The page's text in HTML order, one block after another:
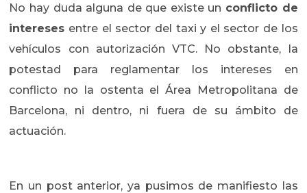
No hay duda alguna de que existe un conflicto de
intereses entre el sector del taxi y el sector de los
vehículos con autorización VTC. No obstante, la
potestad para reglamentar los intereses en
conflicto no la ostenta el Área Metropolitana de
Barcelona, ni dentro, ni fuera de su ámbito de
actuación.
En un post anterior, ya pusimos de manifiesto las